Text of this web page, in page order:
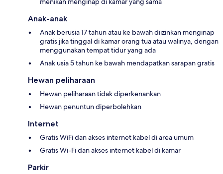
Anak-anak
Anak berusia 17 tahun atau ke bawah diizinkan menginap
gratis jika tinggal di kamar orang tua atau walinya, dengan
menggunakan tempat tidur yang ada
Anak usia 5 tahun ke bawah mendapatkan sarapan gratis
Hewan peliharaan
Hewan peliharaan tidak diperkenankan
Hewan penuntun diperbolehkan
Internet
Gratis WiFi dan akses internet kabel di area umum
Gratis Wi-Fi dan akses internet kabel di kamar
Parkir